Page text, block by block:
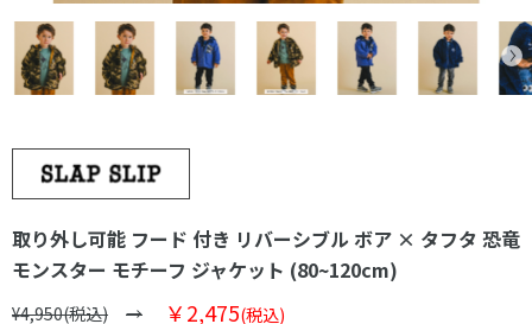
取り外し可能 フード 付き リバーシブル ボア × タフタ 恐竜
モンスター モチーフ ジャケット (80~120cm)
¥4,950(税込) ￥2,475(税込)